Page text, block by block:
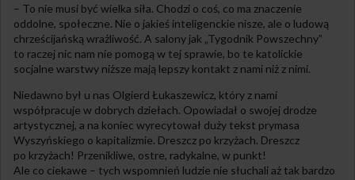
– To nie musi być wielka siła. Chodzi o coś, co ma znaczenie
oddolne, społeczne. Nie o jakieś inteligenckie nisze, ale o ludową
chrześcijańską wrażliwość. A salony jak „Tygodnik Powszechny”
to raczej nic nam nie pomogą w tej sprawie, bo te katolickie
socjalne warstwy niższe mają lepszy kontakt z nami niż z nimi.
Niedawno był u nas Olgierd Łukaszewicz, który z nami
współpracuje w dobrych dziełach. Opowiadał o swojej drodze
artystycznej, a na koniec wyrecytował duży tekst prymasa
Wyszyńskiego o kapitalizmie. Dreszcz po krzyżach. Dreszcz
po krzyżach! Przenikliwe, ostre, radykalne, w punkt!
Ale co ciekawe – tych wspomnień ludzie nie słuchali aż tak bardzo